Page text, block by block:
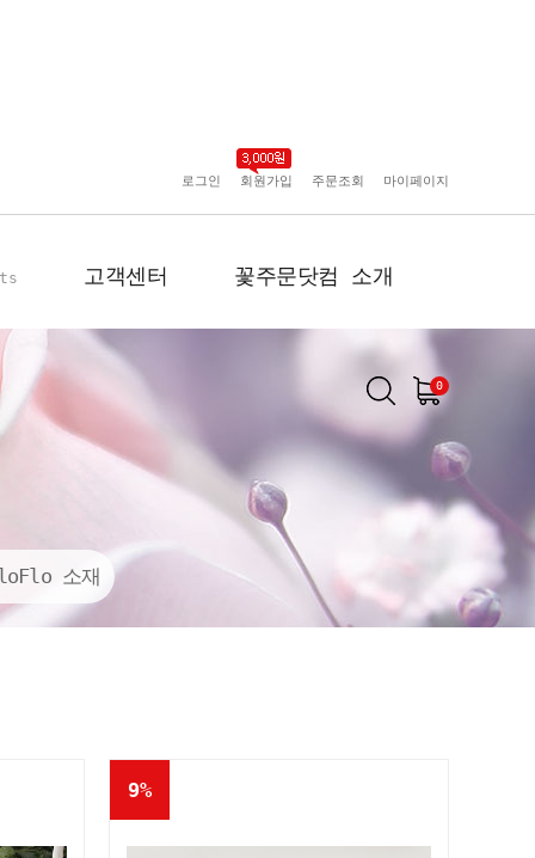
로그인 회원가입 주문조회 마이페이지
고객센터 꽃주문닷컴 소개
0
공지사항
Q&A
기타
회사 연혁
플로플로소개
회원사 현황
소재
9%